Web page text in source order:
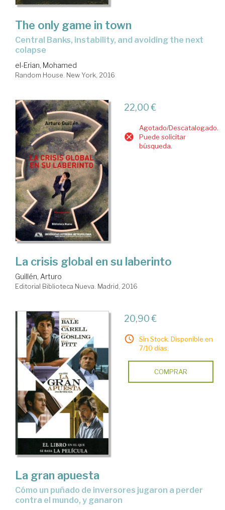
The only game in town
Central Banks, instability, and avoiding the next
colapse
el-Erian, Mohamed
Random House. New York, 2016
22,00 €
Agotado/Descatalogado.
Puede solicitar
búsqueda.
La crisis global en su laberinto
Guillén, Arturo
Editorial Biblioteca Nueva. Madrid, 2016
20,90 €
Sin Stock. Disponible en
7/10 días.
COMPRAR
La gran apuesta
cómo un puñado de inversores jugaron a perder
contra el mundo, y ganaron